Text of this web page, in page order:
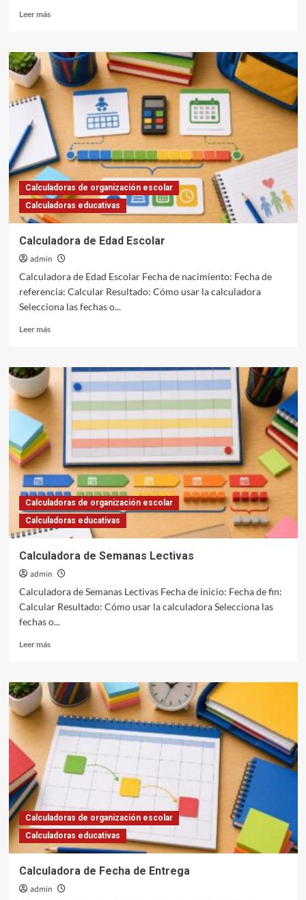
Leer másLeer
Calculadora
de
Tareas
por
Calculadoras de organización escolar
Calculadoras educativas
Calculadora de Edad Escolar
admin
Calculadora de Edad Escolar Fecha de nacimiento: Fecha de
referencia: Calcular Resultado: Cómo usar la calculadora
Selecciona las fechas o...
Leer másLeer
Calculadora
de
Edad
Calculadoras de organización escolar
Calculadoras educativas
Calculadora de Semanas Lectivas
admin
Calculadora de Semanas Lectivas Fecha de inicio: Fecha de fin:
Calcular Resultado: Cómo usar la calculadora Selecciona las
fechas o...
Leer másLeer
Calculadora
de
Semanas
Lectivas
Calculadoras de organización escolar
Calculadoras educativas
Calculadora de Fecha de Entrega
admin